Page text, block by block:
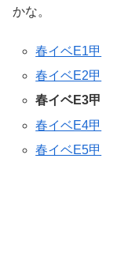
かな。
春イベE1甲
春イベE2甲
春イベE3甲
春イベE4甲
春イベE5甲